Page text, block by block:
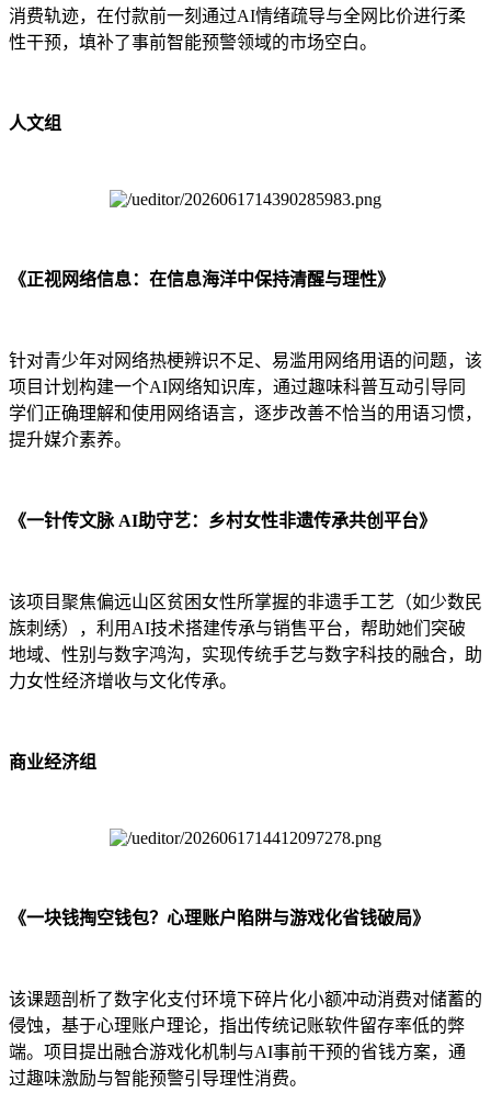
消费轨迹，在付款前一刻通过AI情绪疏导与全网比价进行柔
性干预，填补了事前智能预警领域的市场空白。
人文组
《正视网络信息：在信息海洋中保持清醒与理性》
针对青少年对网络热梗辨识不足、易滥用网络用语的问题，该
项目计划构建一个AI网络知识库，通过趣味科普互动引导同
学们正确理解和使用网络语言，逐步改善不恰当的用语习惯，
提升媒介素养。
《一针传文脉 AI助守艺：乡村女性非遗传承共创平台》
该项目聚焦偏远山区贫困女性所掌握的非遗手工艺（如少数民
族刺绣），利用AI技术搭建传承与销售平台，帮助她们突破
地域、性别与数字鸿沟，实现传统手艺与数字科技的融合，助
力女性经济增收与文化传承。
商业经济组
《一块钱掏空钱包？心理账户陷阱与游戏化省钱破局》
该课题剖析了数字化支付环境下碎片化小额冲动消费对储蓄的
侵蚀，基于心理账户理论，指出传统记账软件留存率低的弊
端。项目提出融合游戏化机制与AI事前干预的省钱方案，通
过趣味激励与智能预警引导理性消费。